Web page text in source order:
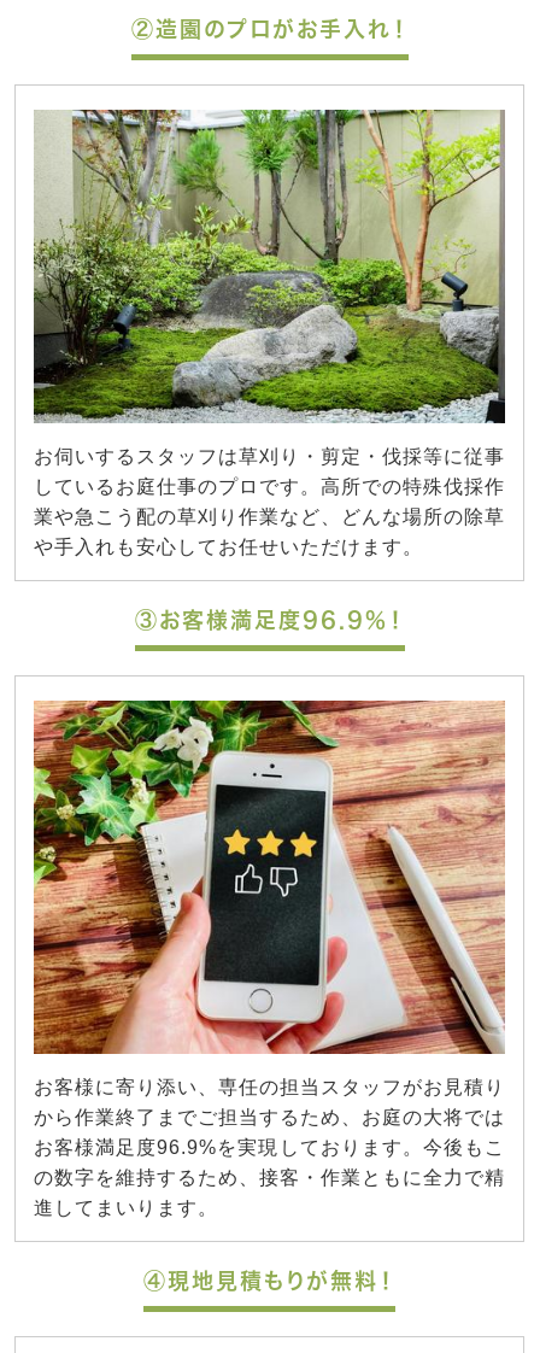
②造園のプロがお手入れ！
お伺いするスタッフは草刈り・剪定・伐採等に従事
しているお庭仕事のプロです。高所での特殊伐採作
業や急こう配の草刈り作業など、どんな場所の除草
や手入れも安心してお任せいただけます。
③お客様満足度96.9%！
お客様に寄り添い、専任の担当スタッフがお見積り
から作業終了までご担当するため、お庭の大将では
お客様満足度96.9%を実現しております。今後もこ
の数字を維持するため、接客・作業ともに全力で精
進してまいります。
④現地見積もりが無料！